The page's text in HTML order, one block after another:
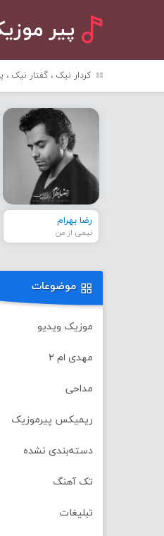
پیر
کردار نیک ، گفتار نیک ،
رضا بهرام
نیمی از من
موضوعات
موزیک ویدیو
مهدی ام ۲
مداحی
ریمیکس پیرموزیک
دسته‌بندی نشده
تک آهنگ
تبلیغات